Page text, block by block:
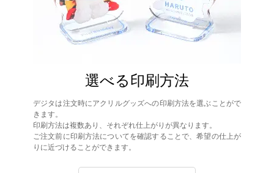
選べる印刷方法
デジタは注文時にアクリルグッズへの印刷方法を選ぶことがで
きます。
印刷方法は複数あり、それぞれ仕上がりが異なります。
ご注文前に印刷方法についてを確認することで、希望の仕上が
りに近づけることができます。